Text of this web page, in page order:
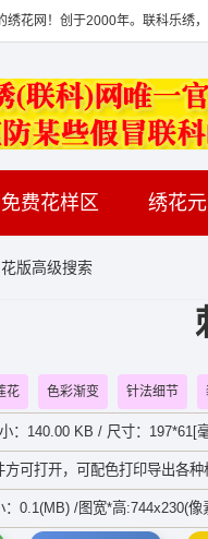
绣花网！创于2000年。联科乐绣
免费花样区 绣花
花版高级搜索
花 色彩渐变 针法细节
：140.00 KB / 尺寸：
可打开，可配色打印导出各
0.1(MB) /图宽*高:744x230(像